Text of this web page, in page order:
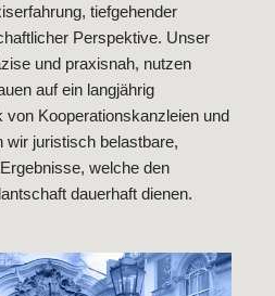
tiefgehender
Perspektive. Unser
und praxisnah, nutzen
auf ein langjährig
Kooperationskanzleien und
wir juristisch belastbare,
welche den
dauerhaft dienen.